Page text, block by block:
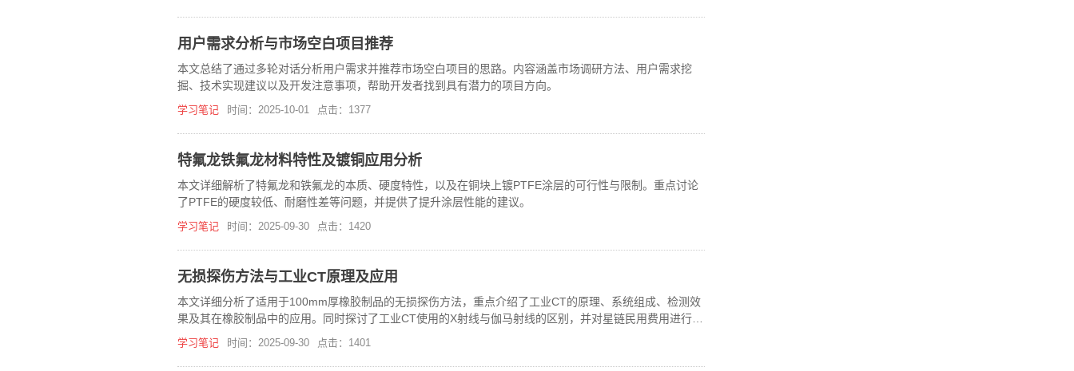
用户需求分析与市场空白项目推荐
本文总结了通过多轮对话分析用户需求并推荐市场空白项目的思路。内容涵盖市场调研方法、用户需求挖
掘、技术实现建议以及开发注意事项，帮助开发者找到具有潜力的项目方向。
学习笔记 时间：2025-10-01 点击：1377
特氟龙铁氟龙材料特性及镀铜应用分析
本文详细解析了特氟龙和铁氟龙的本质、硬度特性，以及在铜块上镀PTFE涂层的可行性与限制。重点讨论
了PTFE的硬度较低、耐磨性差等问题，并提供了提升涂层性能的建议。
学习笔记 时间：2025-09-30 点击：1420
无损探伤方法与工业CT原理及应用
本文详细分析了适用于100mm厚橡胶制品的无损探伤方法，重点介绍了工业CT的原理、系统组成、检测效
果及其在橡胶制品中的应用。同时探讨了工业CT使用的X射线与伽马射线的区别，并对星链民用费用进行了
总结。
学习笔记 时间：2025-09-30 点击：1401